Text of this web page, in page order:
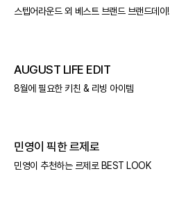
스텝어라운드 외 베스트 브랜드 브랜드데이!
AUGUST LIFE EDIT
8월에 필요한 키친 & 리빙 아이템
민영이 픽한 르제로
민영이 추천하는 르제로 BEST LOOK